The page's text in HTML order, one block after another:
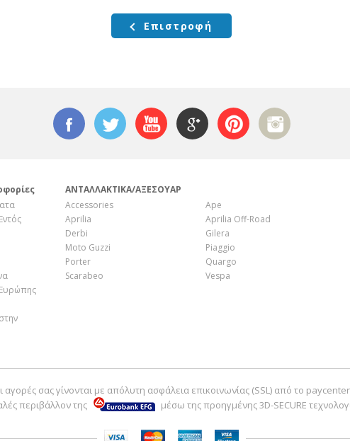
Επιστροφή
ΑΝΤΑΛΛΑΚΤΙΚΑ/ΑΞΕΣΟΥΑΡ
Accessories
Ape
Aprilia
Aprilia Off-Road
Derbi
Gilera
Moto Guzzi
Piaggio
Porter
Quargo
Scarabeo
Vespa
αγορές σας γίνονται με απόλυτη ασφάλεια επικοινωνίας (SSL) από το paycenter
περιβάλλον της
μέσω της προηγμένης 3D-SECURE